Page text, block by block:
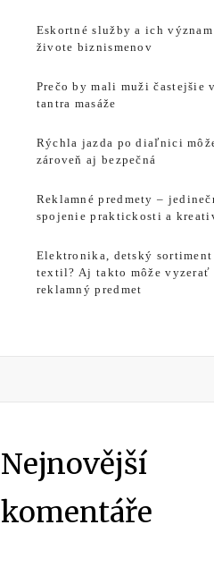
Eskortné služby a ich
živote biznismenov
Prečo by mali muži častejšie
tantra masáže
Rýchla jazda po diaľnici
zároveň aj bezpečná
Reklamné predmety –
spojenie praktickosti a
Elektronika, detský sortiment
textil? Aj takto môže vyzerať
reklamný predmet
Nejnovější
komentáře